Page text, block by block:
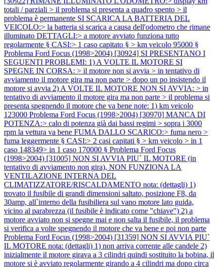
totali / parziali > il problema si presenta a quadro spento > il
problema è permanente SI SCARICA LA BATTERIA DEL
VEICOLO:> la batteria si scarica a causa dell'odometro che rimane
illuminato DETTAGLI:> a motore avviato funziona tutto
regolarmente § CASI:> 1 caso capitato § > km veicolo 95000 §
Problema Ford Focus (1998>2004) [30924] SI PRESENTANO I
SEGUENTI PROBLEMI: 1) A VOLTE IL MOTORE SI
SPEGNE IN CORSA: > il motore non si avvia > in tentativo di
avviamento il motore gira ma non parte > dopo un po insistendo il
motore si avvia 2) A VOLTE IL MOTORE NON SI AVVIA: > in
tentativo di avviamento il motore gira ma non parte > il problema si
presenta spegnendo il motore che va bene note: 1) km veicolo
123000 Problema Ford Focus (1998>2004) [30970] MANCA DI
POTENZA:> calo di potenza già dai bassi regimi > sopra i 3000
rpm la vettura va bene FUMA DALLO SCARICO:> fuma nero >
fuma leggermente § CASI:> 2 casi capitati § > km veicolo > in 1
caso 148349> in 1 caso 170000 § Problema Ford Focus
(1998>2004) [31005] NON SI AVVIA PIU` IL MOTORE (in
tentativo di avviamento non gira), NON FUNZIONA LA
VENTILAZIONE INTERNA DEL
CLIMATIZZATORE/RISCALDAMENTO nota: (dettagli) 1)
trovato il fusibile di grandi dimensioni saltato, posizione F8, da
30amp, all`interno della fusibiliera sul vano motore lato guida,
vicino al parabrezza (il fusibile è indicato come "chiave") 2) a
motore avviato non si spegne mai e non salta il fusibile, il problema
si verifica a volte spegnendo il motore che va bene e poi non parte
Problema Ford Focus (1998>2004) [31359] NON SI AVVIA PIU`
IL MOTORE nota: (dettagli) 1) non arriva corrente alle candele 2)
inizialmente il motore girava a 3 cilindri quindi sostituito la bobina, il
motore si è avviato regolarmente girando a 4 cilindri ma dopo circa